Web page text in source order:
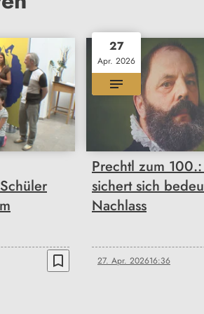
bookmark_border
27
Apr. 2026
Prechtl zum
sichert sich
Nachlass
27. Apr. 202616:36